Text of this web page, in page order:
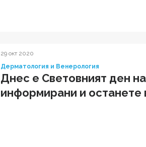
29 окт 2020
Дерматология и Венерология
Днес е Световният ден
информирани и останете